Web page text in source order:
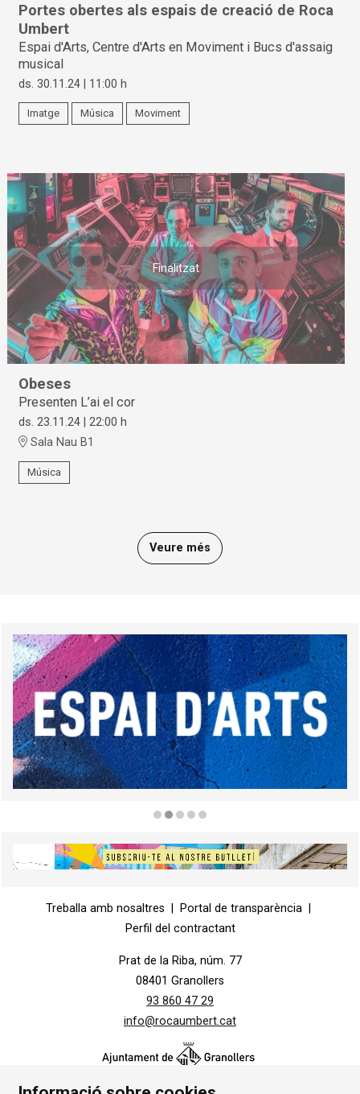
Portes obertes als espais de creació de Roca
Umbert
Espai d'Arts, Centre d'Arts en Moviment i Bucs d'assaig
musical
ds. 30.11.24 | 11:00 h
Imatge Música Moviment
Finalitzat
Obeses
Presenten L’ai el cor
ds. 23.11.24 |22:00 h
Sala Nau B1
Música
Veure més
Treballa amb nosaltres
Portal de transparència
Perfil del contractant
Prat de la Riba, núm. 77
08401 Granollers
93 860 47 29
info@rocaumbert.cat